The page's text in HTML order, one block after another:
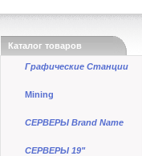
Каталог товаров
Графические Станции
Mining
СЕРВЕРЫ Brand Name
СЕРВЕРЫ 19"